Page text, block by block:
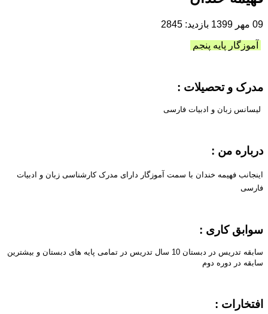
09 مهر 1399 بازدید: 2845
آموزگار پایه پنجم
مدرک و تحصیلات :
لیسانس زبان و ادبیات فارسی
درباره من :
اینجانب فهیمه خندان با سمت آموزگار دارای مدرک کارشناسی زبان و ادبیات
فارسی
سوابق کاری :
سابقه تدریس در دبستان 10 سال تدریس در تمامی پایه های دبستان و بیشترین
سابقه در دوره دوم
افتخارات :